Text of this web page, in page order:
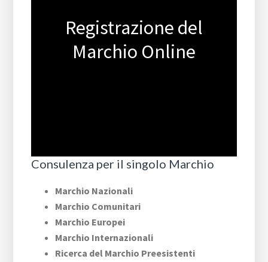
Registrazione del
Marchio Online
Consulenza per il singolo Marchio
Marchio Nazionali
Marchio Comunitari
Marchio Europei
Marchio Internazionali
Ricerca del Marchio Preesistenti